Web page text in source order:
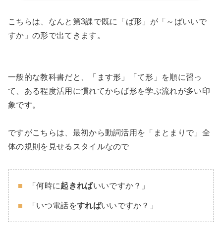
こちらは、なんと第3課で既に「ば形」が「～ばいいで
すか」の形で出てきます。
一般的な教科書だと、「ます形」「て形」を順に習っ
て、ある程度活用に慣れてからば形を学ぶ流れが多い印
象です。
ですがこちらは、最初から動詞活用を「まとまりで」全
体の規則を見せるスタイルなので
「何時に起きればいいですか？」
「いつ電話をすればいいですか？」